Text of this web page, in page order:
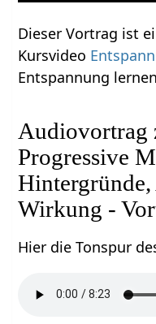
Dieser Vortrag ist
Kursvideo
Entspannung
Audiovortrag
Progressive
Wirkung -
Hier die Tonspur